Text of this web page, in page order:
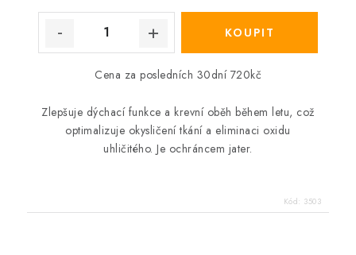
Cena za posledních 30dní 720kč
Zlepšuje dýchací funkce a krevní oběh během letu, což
optimalizuje okysličení tkání a eliminaci oxidu
uhličitého. Je ochráncem jater.
Kód: 3503